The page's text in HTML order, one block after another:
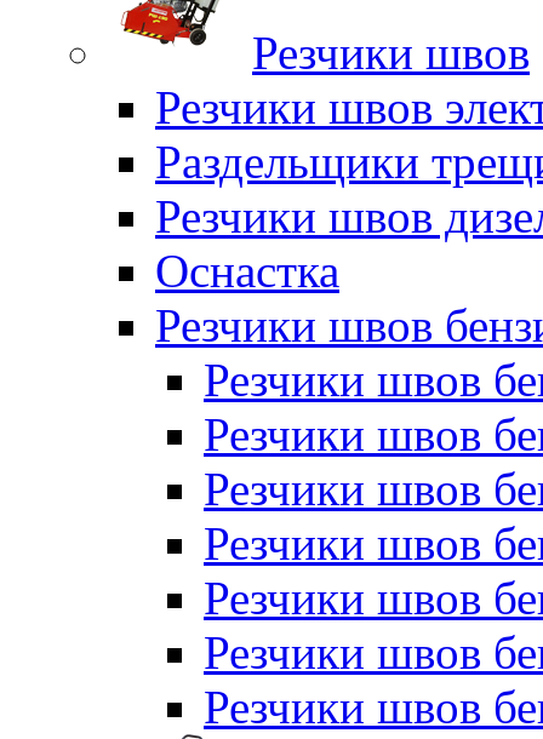
Резчики швов
Резчики швов
Раздельщики
Резчики швов
Оснастка
Резчики швов
Резчики швов
Резчики швов
Резчики швов
Резчики швов
Резчики швов
Резчики швов
Резчики швов